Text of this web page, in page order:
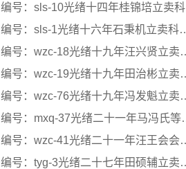
编号：sls-10光绪十四年桂锦培立卖科田文契
编号：sls-1光绪十六年石秉机立卖科田文契
编号：wzc-18光绪十九年汪兴贤立卖科田文契
编号：wzc-19光绪十九年田治彬立卖科田文契
编号：wzc-76光绪十九年冯发魁立卖科田文契
编号：mxq-37光绪二十一年马冯氏等立卖科田文契
编号：wzc-41光绪二十一年汪王会会首立卖科田文契
编号：tyg-3光绪二十七年田硕辅立卖科田文契